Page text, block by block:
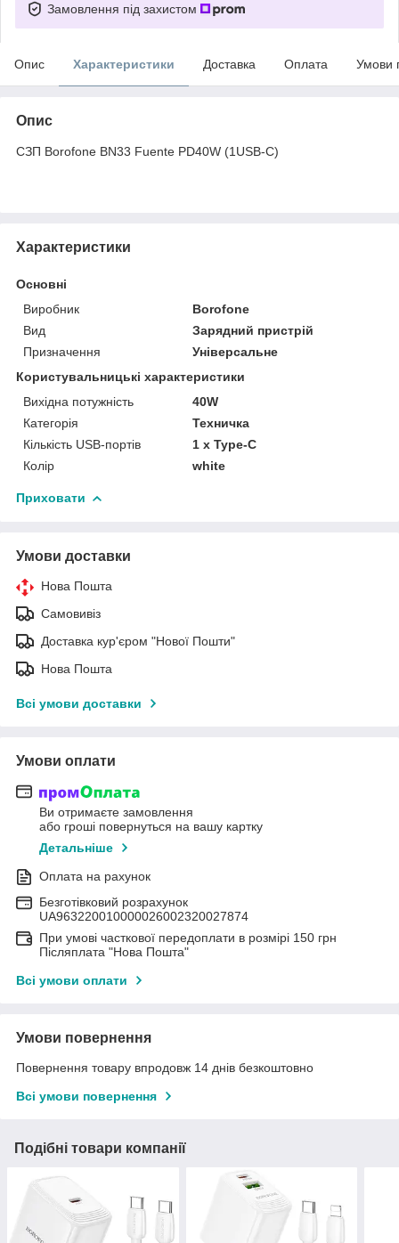
Замовлення під захистом
Опис Характеристики Доставка Оплата Умови
Опис
СЗП Borofone BN33 Fuente PD40W (1USB-C)
Характеристики
Основні
Виробник
Borofone
Вид
Зарядний пристрій
Призначення
Універсальне
Користувальницькі характеристики
Вихідна потужність
40W
Категорія
Техничка
Кількість USB-портів
1 x Type-C
Колір
white
Приховати
Умови доставки
Нова Пошта
Самовивіз
Доставка кур'єром "Нової Пошти"
Нова Пошта
Всі умови доставки
Умови оплати
Ви отримаєте замовлення
або гроші повернуться на вашу картку
Детальніше
Оплата на рахунок
Безготівковий розрахунок
UA963220010000026002320027874
При умові часткової передоплати в розмірі 150 грн
Післяплата "Нова Пошта"
Всі умови оплати
Умови повернення
Повернення товару впродовж 14 днів безкоштовно
Всі умови повернення
Подібні товари компанії